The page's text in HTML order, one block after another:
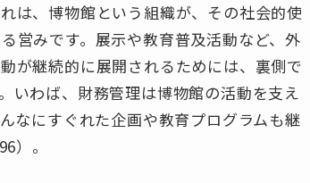
は、博物館という組織が、その社会的使
営みです。展示や教育普及活動など、外
が継続的に展開されるためには、裏側で
いわば、財務管理は博物館の活動を支え
なにすぐれた企画や教育プログラムも継
）。